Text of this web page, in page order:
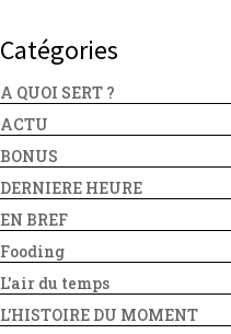
Catégories
A QUOI SERT ?
ACTU
BONUS
DERNIERE HEURE
EN BREF
Fooding
L'air du temps
L'HISTOIRE DU MOMENT